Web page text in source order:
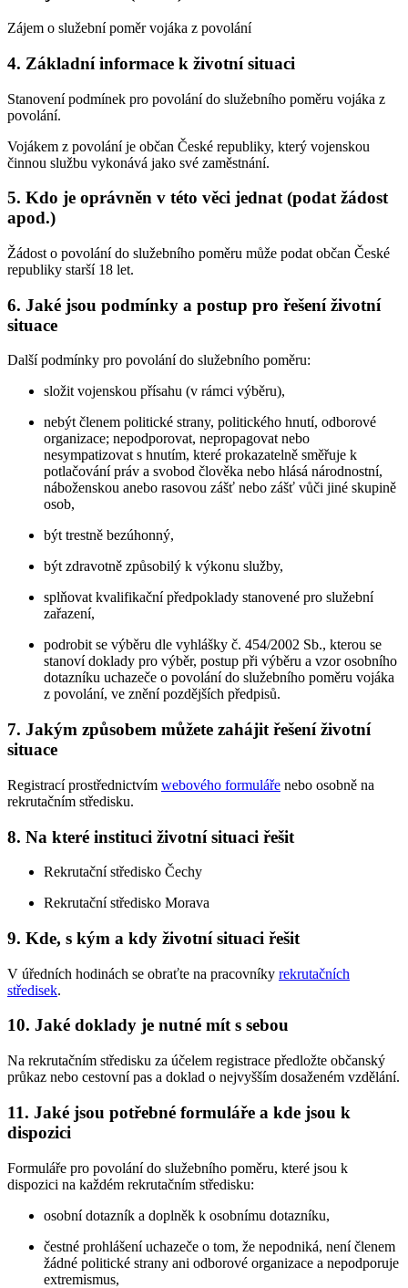
Zájem o služební poměr vojáka z povolání
4. Základní informace k životní situaci
Stanovení podmínek pro povolání do služebního poměru vojáka z
povolání.
Vojákem z povolání je občan České republiky, který vojenskou
činnou službu vykonává jako své zaměstnání.
5. Kdo je oprávněn v této věci jednat (podat žádost
apod.)
Žádost o povolání do služebního poměru může podat občan České
republiky starší 18 let.
6. Jaké jsou podmínky a postup pro řešení životní
situace
Další podmínky pro povolání do služebního poměru:
složit vojenskou přísahu (v rámci výběru),
nebýt členem politické strany, politického hnutí, odborové
organizace; nepodporovat, nepropagovat nebo
nesympatizovat s hnutím, které prokazatelně směřuje k
potlačování práv a svobod člověka nebo hlásá národnostní,
náboženskou anebo rasovou zášť nebo zášť vůči jiné skupině
osob,
být trestně bezúhonný,
být zdravotně způsobilý k výkonu služby,
splňovat kvalifikační předpoklady stanovené pro služební
zařazení,
podrobit se výběru dle vyhlášky č. 454/2002 Sb., kterou se
stanoví doklady pro výběr, postup při výběru a vzor osobního
dotazníku uchazeče o povolání do služebního poměru vojáka
z povolání, ve znění pozdějších předpisů.
7. Jakým způsobem můžete zahájit řešení životní
situace
Registrací prostřednictvím webového formuláře nebo osobně na
rekrutačním středisku.
8. Na které instituci životní situaci řešit
Rekrutační středisko Čechy
Rekrutační středisko Morava
9. Kde, s kým a kdy životní situaci řešit
V úředních hodinách se obraťte na pracovníky rekrutačních
středisek.
10. Jaké doklady je nutné mít s sebou
Na rekrutačním středisku za účelem registrace předložte občanský
průkaz nebo cestovní pas a doklad o nejvyšším dosaženém vzdělání.
11. Jaké jsou potřebné formuláře a kde jsou k
dispozici
Formuláře pro povolání do služebního poměru, které jsou k
dispozici na každém rekrutačním středisku:
osobní dotazník a doplněk k osobnímu dotazníku,
čestné prohlášení uchazeče o tom, že nepodniká, není členem
žádné politické strany ani odborové organizace a nepodporuje
extremismus,